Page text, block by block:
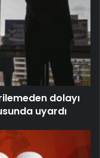
dolayı
uyardı